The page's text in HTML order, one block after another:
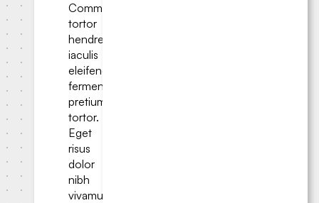
Commodo
tortor
hendrerit;
iaculis
eleifend
fermentum
pretium
tortor.
Eget
risus
dolor
nibh
vivamus